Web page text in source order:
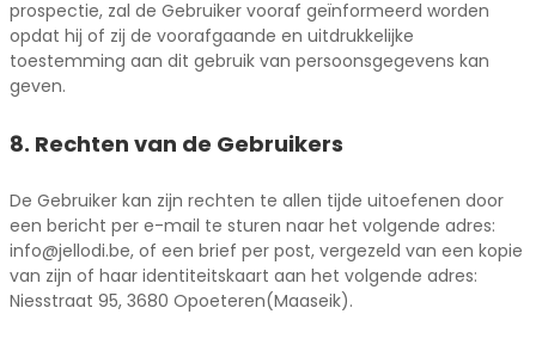
prospectie, zal de Gebruiker vooraf geïnformeerd worden
opdat hij of zij de voorafgaande en uitdrukkelijke
toestemming aan dit gebruik van persoonsgegevens kan
geven.
8. Rechten van de Gebruikers
De Gebruiker kan zijn rechten te allen tijde uitoefenen door
een bericht per e-mail te sturen naar het volgende adres:
info@jellodi.be, of een brief per post, vergezeld van een kopie
van zijn of haar identiteitskaart aan het volgende adres:
Niesstraat 95, 3680 Opoeteren(Maaseik).